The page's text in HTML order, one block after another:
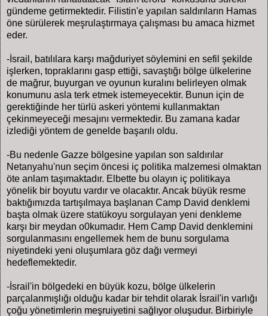
gündeme getirmektedir. Filistin'e yapılan saldırıların Hamas
öne sürülerek meşrulaştırmaya çalışması bu amaca hizmet
eder.
-İsrail, batılılara karşı mağduriyet söylemini en sefil şekilde
işlerken, topraklarını gasp ettiği, savaştığı bölge ülkelerine
de mağrur, buyurgan ve oyunun kuralını belirleyen olmak
konumunu asla terk etmek istemeyecektir. Bunun için de
gerektiğinde her türlü askeri yöntemi kullanmaktan
çekinmeyeceği mesajını vermektedir. Bu zamana kadar
izlediği yöntem de genelde başarılı oldu.
-Bu nedenle Gazze bölgesine yapılan son saldırılar
Netanyahu'nun seçim öncesi iç politika malzemesi olmaktan
öte anlam taşımaktadır. Elbette bu olayın iç politikaya
yönelik bir boyutu vardır ve olacaktır. Ancak büyük resme
baktığımızda tartışılmaya başlanan Camp David denklemi
başta olmak üzere statükoyu sorgulayan yeni denkleme
karşı bir meydan o0kumadır. Hem Camp David denklemini
sorgulanmasını engellemek hem de bunu sorgulama
niyetindeki yeni oluşumlara göz dağı vermeyi
hedeflemektedir.
-İsrail'in bölgedeki en büyük kozu, bölge ülkelerin
parçalanmışlığı olduğu kadar bir tehdit olarak İsrail'in varlığı
çoğu yönetimlerin meşruiyetini sağlıyor oluşudur. Birbiriyle